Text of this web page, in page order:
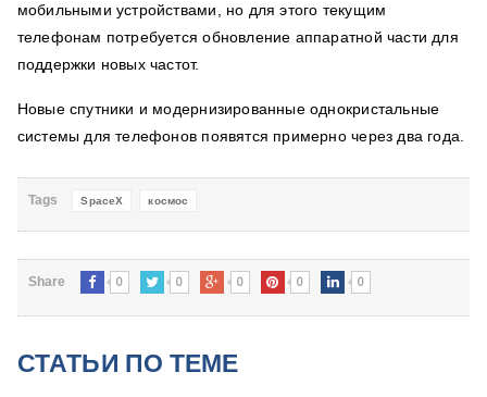
мобильными устройствами, но для этого текущим
телефонам потребуется обновление аппаратной части для
поддержки новых частот.
Новые спутники и модернизированные однокристальные
системы для телефонов появятся примерно через два года.
Tags SpaceX космос
Share 0 0 0 0 0
СТАТЬИ ПО ТЕМЕ